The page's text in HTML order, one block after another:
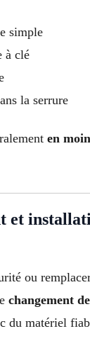
simple
à clé
la serrure
en
et
ou
changement
du matériel